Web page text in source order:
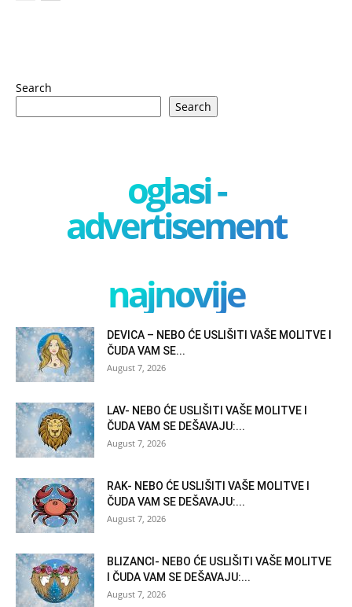
Search
Search
oglasi -
advertisement
najnovije
DEVICA – NEBO ĆE USLIŠITI VAŠE MOLITVE I
ČUDA VAM SE...
August 7, 2026
LAV- NEBO ĆE USLIŠITI VAŠE MOLITVE I
ČUDA VAM SE DEŠAVAJU:...
August 7, 2026
RAK- NEBO ĆE USLIŠITI VAŠE MOLITVE I
ČUDA VAM SE DEŠAVAJU:...
August 7, 2026
BLIZANCI- NEBO ĆE USLIŠITI VAŠE MOLITVE
I ČUDA VAM SE DEŠAVAJU:...
August 7, 2026